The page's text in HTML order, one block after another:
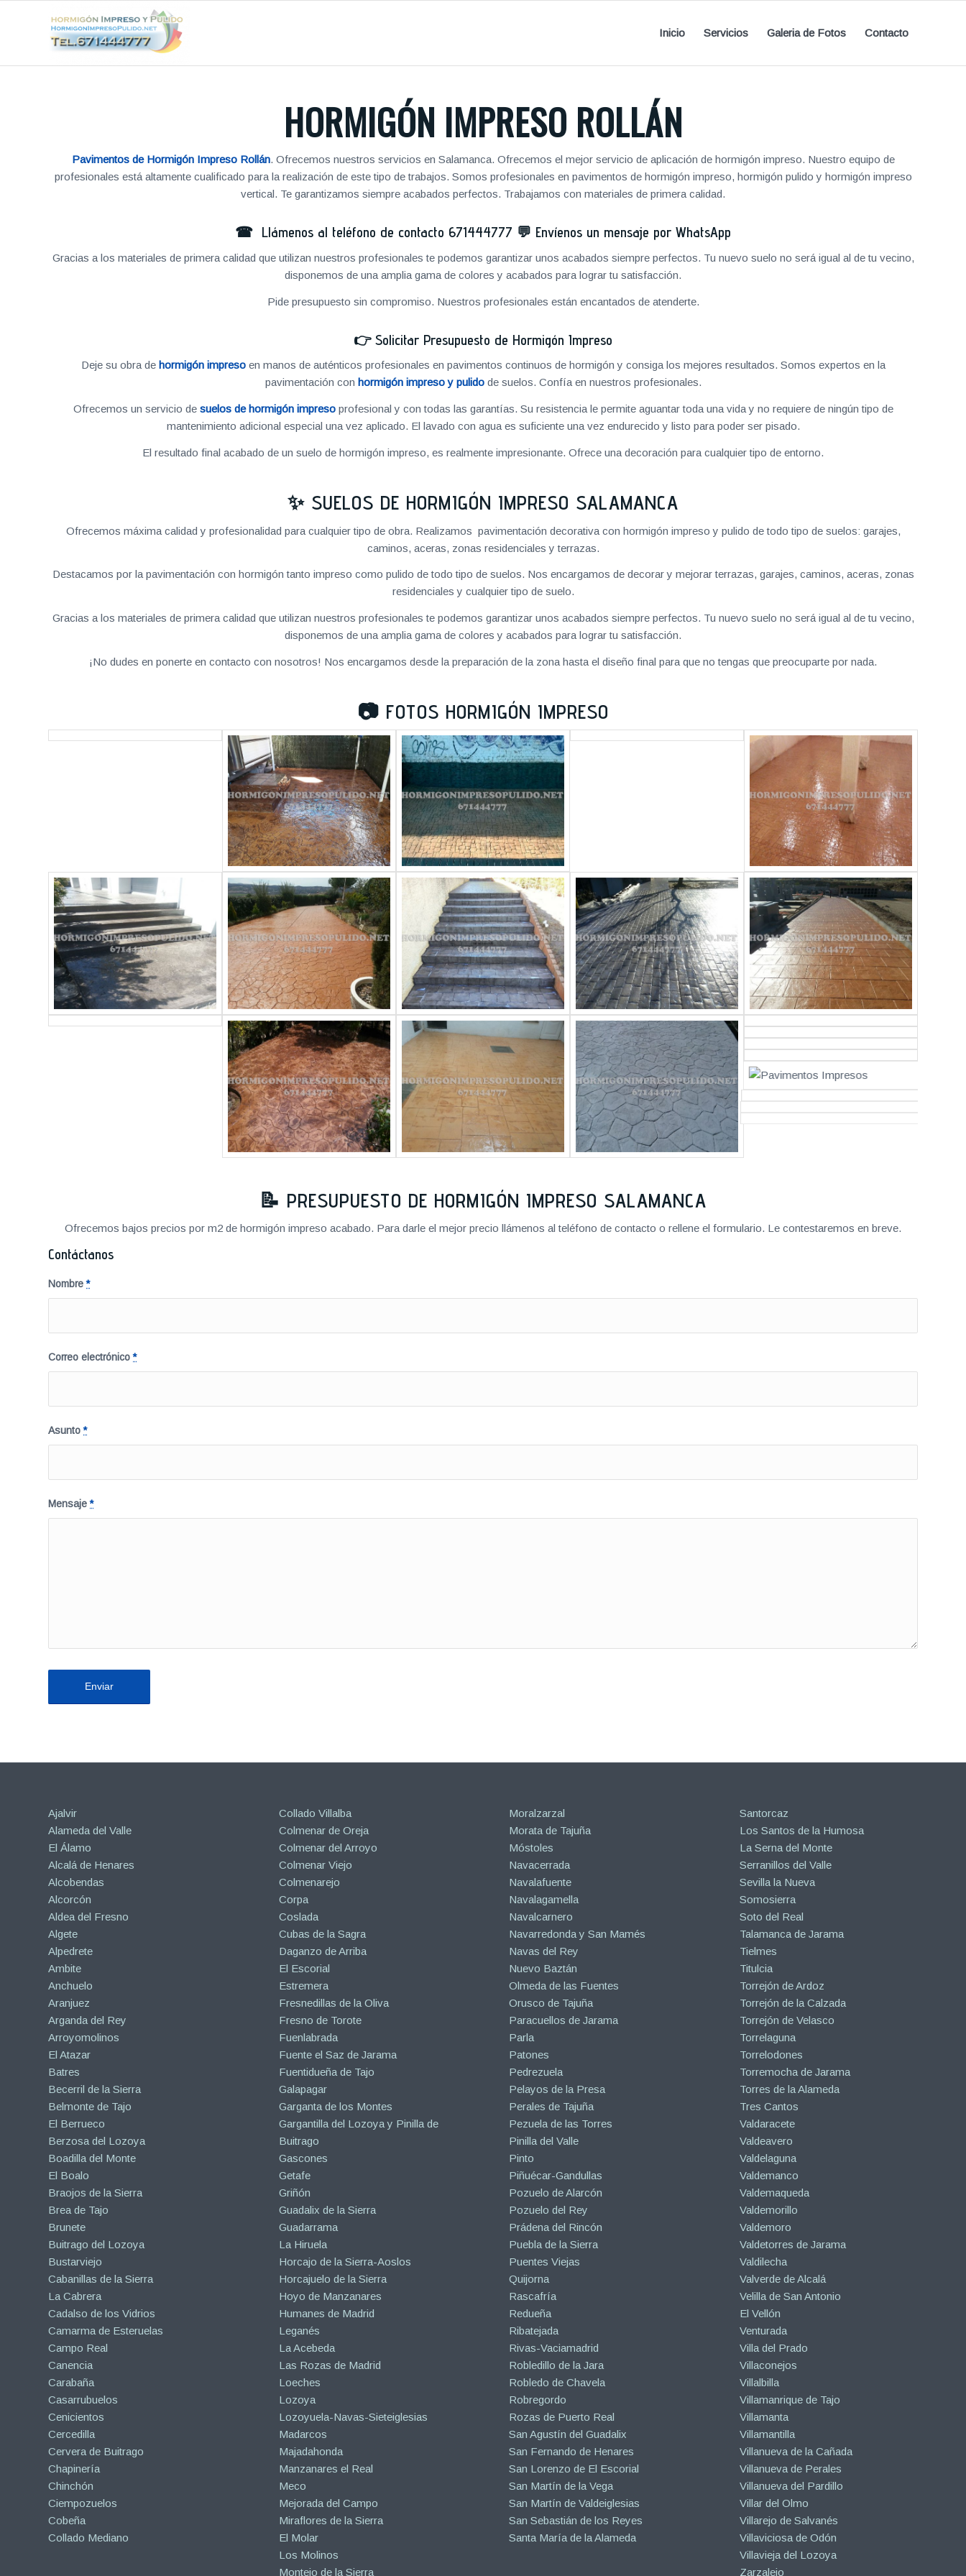
Inicio Servicios Galeria de Fotos Contacto
HORMIGÓN IMPRESO ROLLÁN
Pavimentos de Hormigón Impreso Rollán. Ofrecemos nuestros servicios en Salamanca. Ofrecemos el mejor servicio de aplicación de hormigón impreso. Nuestro equipo de
profesionales está altamente cualificado para la realización de este tipo de trabajos. Somos profesionales en pavimentos de hormigón impreso, hormigón pulido y hormigón impreso
vertical. Te garantizamos siempre acabados perfectos. Trabajamos con materiales de primera calidad.
☎ Llámenos al teléfono de contacto 671444777 💬 Envíenos un mensaje por WhatsApp
Gracias a los materiales de primera calidad que utilizan nuestros profesionales te podemos garantizar unos acabados siempre perfectos. Tu nuevo suelo no será igual al de tu vecino,
disponemos de una amplia gama de colores y acabados para lograr tu satisfacción.
Pide presupuesto sin compromiso. Nuestros profesionales están encantados de atenderte.
👉 Solicitar Presupuesto de Hormigón Impreso
Deje su obra de hormigón impresoen manos de auténticos profesionales en pavimentos continuos de hormigón y consiga los mejores resultados. Somos expertos en la
pavimentación con hormigón impreso y pulidode suelos. Confía en nuestros profesionales.
Ofrecemos un servicio de suelos de hormigón impresoprofesional y con todas las garantías. Su resistencia le permite aguantar toda una vida y no requiere de ningún tipo de
mantenimiento adicional especial una vez aplicado. El lavado con agua es suficiente una vez endurecido y listo para poder ser pisado.
El resultado final acabado de un suelo de hormigón impreso, es realmente impresionante. Ofrece una decoración para cualquier tipo de entorno.
✨ SUELOS DE HORMIGÓN IMPRESO SALAMANCA
Ofrecemos máxima calidad y profesionalidad para cualquier tipo de obra. Realizamos pavimentación decorativa con hormigón impreso y pulido de todo tipo de suelos: garajes,
caminos, aceras, zonas residenciales y terrazas.
Destacamos por la pavimentación con hormigón tanto impreso como pulido de todo tipo de suelos. Nos encargamos de decorar y mejorar terrazas, garajes, caminos, aceras, zonas
residenciales y cualquier tipo de suelo.
Gracias a los materiales de primera calidad que utilizan nuestros profesionales te podemos garantizar unos acabados siempre perfectos. Tu nuevo suelo no será igual al de tu vecino,
disponemos de una amplia gama de colores y acabados para lograr tu satisfacción.
¡No dudes en ponerte en contacto con nosotros! Nos encargamos desde la preparación de la zona hasta el diseño final para que no tengas que preocuparte por nada.
📷 FOTOS HORMIGÓN IMPRESO
📝 PRESUPUESTO DE HORMIGÓN IMPRESO SALAMANCA
Ofrecemos bajos precios por m2 de hormigón impreso acabado. Para darle el mejor precio llámenos al teléfono de contacto o rellene el formulario. Le contestaremos en breve.
Contáctanos
Nombre*
Correo electrónico*
Asunto*
Mensaje*
Ajalvir
Alameda del Valle
El Álamo
Alcalá de Henares
Alcobendas
Alcorcón
Aldea del Fresno
Algete
Alpedrete
Ambite
Anchuelo
Aranjuez
Arganda del Rey
Arroyomolinos
El Atazar
Batres
Becerril de la Sierra
Belmonte de Tajo
El Berrueco
Berzosa del Lozoya
Boadilla del Monte
El Boalo
Braojos de la Sierra
Brea de Tajo
Brunete
Buitrago del Lozoya
Bustarviejo
Cabanillas de la Sierra
La Cabrera
Cadalso de los Vidrios
Camarma de Esteruelas
Campo Real
Canencia
Carabaña
Casarrubuelos
Cenicientos
Cercedilla
Cervera de Buitrago
Chapinería
Chinchón
Ciempozuelos
Cobeña
Collado Mediano
Collado Villalba
Colmenar de Oreja
Colmenar del Arroyo
Colmenar Viejo
Colmenarejo
Corpa
Coslada
Cubas de la Sagra
Daganzo de Arriba
El Escorial
Estremera
Fresnedillas de la Oliva
Fresno de Torote
Fuenlabrada
Fuente el Saz de Jarama
Fuentidueña de Tajo
Galapagar
Garganta de los Montes
Gargantilla del Lozoya y Pinilla de
Buitrago
Gascones
Getafe
Griñón
Guadalix de la Sierra
Guadarrama
La Hiruela
Horcajo de la Sierra-Aoslos
Horcajuelo de la Sierra
Hoyo de Manzanares
Humanes de Madrid
Leganés
La Acebeda
Las Rozas de Madrid
Loeches
Lozoya
Lozoyuela-Navas-Sieteiglesias
Madarcos
Majadahonda
Manzanares el Real
Meco
Mejorada del Campo
Miraflores de la Sierra
El Molar
Los Molinos
Montejo de la Sierra
Moralzarzal
Morata de Tajuña
Móstoles
Navacerrada
Navalafuente
Navalagamella
Navalcarnero
Navarredonda y San Mamés
Navas del Rey
Nuevo Baztán
Olmeda de las Fuentes
Orusco de Tajuña
Paracuellos de Jarama
Parla
Patones
Pedrezuela
Pelayos de la Presa
Perales de Tajuña
Pezuela de las Torres
Pinilla del Valle
Pinto
Piñuécar-Gandullas
Pozuelo de Alarcón
Pozuelo del Rey
Prádena del Rincón
Puebla de la Sierra
Puentes Viejas
Quijorna
Rascafría
Redueña
Ribatejada
Rivas-Vaciamadrid
Robledillo de la Jara
Robledo de Chavela
Robregordo
Rozas de Puerto Real
San Agustín del Guadalix
San Fernando de Henares
San Lorenzo de El Escorial
San Martín de la Vega
San Martín de Valdeiglesias
San Sebastián de los Reyes
Santa María de la Alameda
Santorcaz
Los Santos de la Humosa
La Serna del Monte
Serranillos del Valle
Sevilla la Nueva
Somosierra
Soto del Real
Talamanca de Jarama
Tielmes
Titulcia
Torrejón de Ardoz
Torrejón de la Calzada
Torrejón de Velasco
Torrelaguna
Torrelodones
Torremocha de Jarama
Torres de la Alameda
Tres Cantos
Valdaracete
Valdeavero
Valdelaguna
Valdemanco
Valdemaqueda
Valdemorillo
Valdemoro
Valdetorres de Jarama
Valdilecha
Valverde de Alcalá
Velilla de San Antonio
El Vellón
Venturada
Villa del Prado
Villaconejos
Villalbilla
Villamanrique de Tajo
Villamanta
Villamantilla
Villanueva de la Cañada
Villanueva de Perales
Villanueva del Pardillo
Villar del Olmo
Villarejo de Salvanés
Villaviciosa de Odón
Villavieja del Lozoya
Zarzalejo